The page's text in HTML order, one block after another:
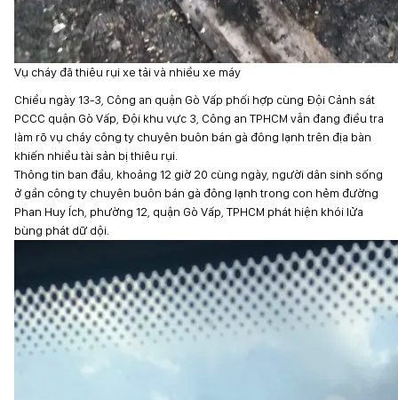
Vụ cháy đã thiêu rụi xe tải và nhiều xe máy
Chiều ngày 13-3, Công an quận Gò Vấp phối hợp cùng Đội Cảnh sát
PCCC quận Gò Vấp, Đội khu vực 3, Công an TPHCM vẫn đang điều tra
làm rõ vụ cháy công ty chuyên buôn bán gà đông lạnh trên địa bàn
khiến nhiều tài sản bị thiêu rụi.
Thông tin ban đầu, khoảng 12 giờ 20 cùng ngày, người dân sinh sống
ở gần công ty chuyên buôn bán gà đông lạnh trong con hẻm đường
Phan Huy Ích, phường 12, quận Gò Vấp, TPHCM phát hiện khói lửa
bùng phát dữ dội.